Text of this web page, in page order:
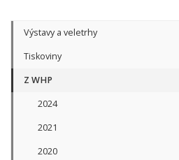
Výstavy a veletrhy
Tiskoviny
Z WHP
2024
2021
2020